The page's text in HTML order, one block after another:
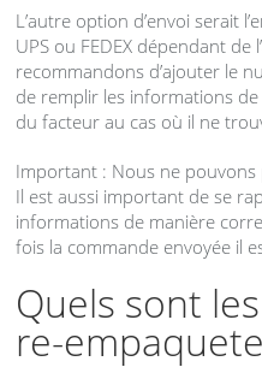
L’autre option d’envoi serait
UPS ou FEDEX dépendant de
recommandons d’ajouter le
de remplir les informations de
du facteur au cas où il ne
Important : Nous ne pouvons
Il est aussi important de se
informations de manière
fois la commande envoyée il
Quels sont
re-